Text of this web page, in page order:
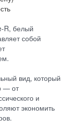
R, белый
собой
вид, который
— от
и
экономить